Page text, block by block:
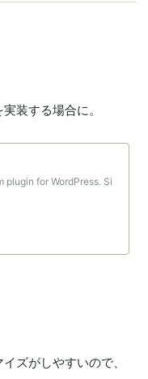
装する場合に。
for WordPress. Si
ズがしやすいので、